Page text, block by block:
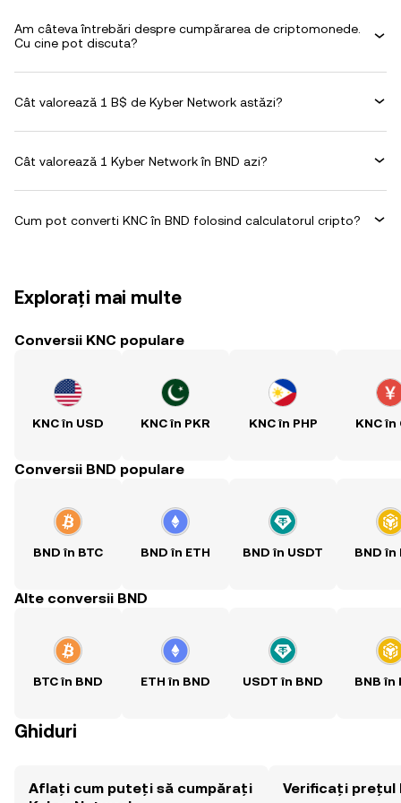
Am câteva întrebări despre cumpărarea de criptomonede.
Cu cine pot discuta?
Cât valorează 1 B$ de Kyber Network astăzi?
Cât valorează 1 Kyber Network în BND azi?
Cum pot converti KNC în BND folosind calculatorul cripto?
Explorați mai multe
Conversii KNC populare
KNC în USD KNC în PKR KNC în PHP KNC în
Conversii BND populare
BND în BTC BND în ETH BND în USDT BND în
Alte conversii BND
BTC în BND ETH în BND USDT în BND BNB în
Ghiduri
Aflați cum puteți să cumpărați
Verificați prețul